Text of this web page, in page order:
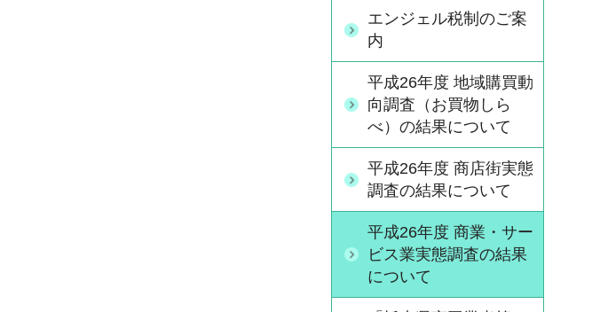
エンジェル税制のご案
内
平成26年度 地域購買動
向調査（お買物しら
べ）の結果について
平成26年度 商店街実態
調査の結果について
平成26年度 商業・サー
ビス業実態調査の結果
について